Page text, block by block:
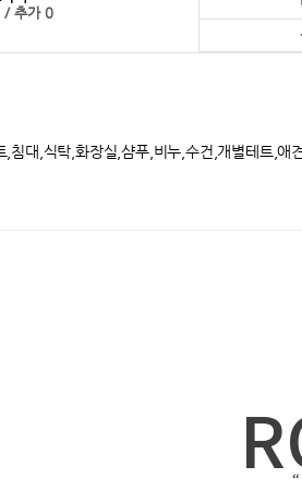
,침대,식탁,화장실,샴푸,비누,수건,개별테트,애